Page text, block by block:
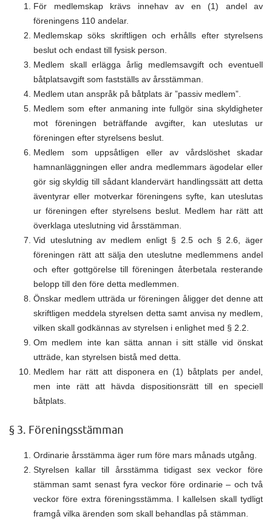
För medlemskap krävs innehav av en (1) andel av
föreningens 110 andelar.
Medlemskap söks skriftligen och erhålls efter styrelsens
beslut och endast till fysisk person.
Medlem skall erlägga årlig medlemsavgift och eventuell
båtplatsavgift som fastställs av årsstämman.
Medlem utan anspråk på båtplats är ”passiv medlem”.
Medlem som efter anmaning inte fullgör sina skyldigheter
mot föreningen beträffande avgifter, kan uteslutas ur
föreningen efter styrelsens beslut.
Medlem som uppsåtligen eller av vårdslöshet skadar
hamnanläggningen eller andra medlemmars ägodelar eller
gör sig skyldig till sådant klandervärt handlingssätt att detta
äventyrar eller motverkar föreningens syfte, kan uteslutas
ur föreningen efter styrelsens beslut. Medlem har rätt att
överklaga uteslutning vid årsstämman.
Vid uteslutning av medlem enligt § 2.5 och § 2.6, äger
föreningen rätt att sälja den uteslutne medlemmens andel
och efter gottgörelse till föreningen återbetala resterande
belopp till den före detta medlemmen.
Önskar medlem utträda ur föreningen åligger det denne att
skriftligen meddela styrelsen detta samt anvisa ny medlem,
vilken skall godkännas av styrelsen i enlighet med § 2.2.
Om medlem inte kan sätta annan i sitt ställe vid önskat
utträde, kan styrelsen bistå med detta.
Medlem har rätt att disponera en (1) båtplats per andel,
men inte rätt att hävda dispositionsrätt till en speciell
båtplats.
§ 3. Föreningsstämman
Ordinarie årsstämma äger rum före mars månads utgång.
Styrelsen kallar till årsstämma tidigast sex veckor före
stämman samt senast fyra veckor före ordinarie – och två
veckor före extra föreningsstämma. I kallelsen skall tydligt
framgå vilka ärenden som skall behandlas på stämman.